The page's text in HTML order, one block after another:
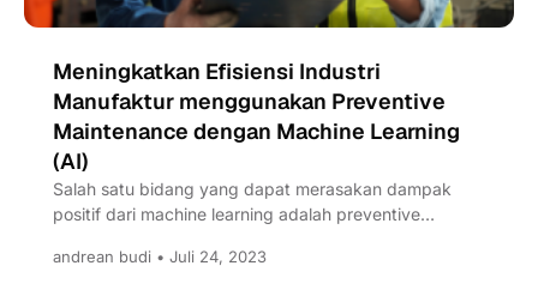
Meningkatkan Efisiensi Industri
Manufaktur menggunakan Preventive
Maintenance dengan Machine Learning
(AI)
Salah satu bidang yang dapat merasakan dampak
positif dari machine learning adalah preventive
andrean budi • Juli 24, 2023